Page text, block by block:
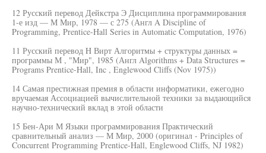
12 Русский перевод Дейкстра Э Дисциплина программирования
1-е изд — М Мир, 1978 — с 275 (Англ A Discipline of
Programming, Prentice-Hall Series in Automatic Computation, 1976)
11 Русский перевод H Вирт Алгоритмы + структуры данных =
программы М , "Мир", 1985 (Англ Algorithms + Data Structures =
Programs Prentice-Hall, Inc , Englewood Cliffs (Nov 1975))
14 Самая престижная премия в области информатики, ежегодно
вручаемая Ассоциацией вычислительной техники за выдающийся
научно-технический вклад в этой области
15 Бен-Ари М Языки программирования Практический
сравнительный анализ — М Мир, 2000 (оригинал - Principles of
Concurrent Programming Prentice-Hall, Englewood Cliffs, NJ 1982)